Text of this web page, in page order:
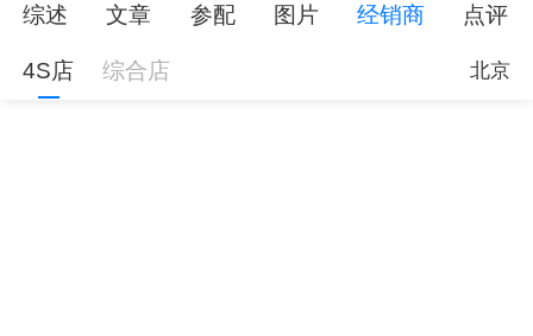
综述 文章 参配 图片 经销商 点评
4S店 综合店 北京